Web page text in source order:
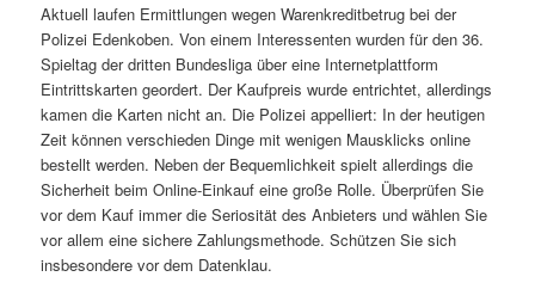
Aktuell laufen Ermittlungen wegen Warenkreditbetrug bei der
Polizei Edenkoben. Von einem Interessenten wurden für den 36.
Spieltag der dritten Bundesliga über eine Internetplattform
Eintrittskarten geordert. Der Kaufpreis wurde entrichtet, allerdings
kamen die Karten nicht an. Die Polizei appelliert: In der heutigen
Zeit können verschieden Dinge mit wenigen Mausklicks online
bestellt werden. Neben der Bequemlichkeit spielt allerdings die
Sicherheit beim Online-Einkauf eine große Rolle. Überprüfen Sie
vor dem Kauf immer die Seriosität des Anbieters und wählen Sie
vor allem eine sichere Zahlungsmethode. Schützen Sie sich
insbesondere vor dem Datenklau.